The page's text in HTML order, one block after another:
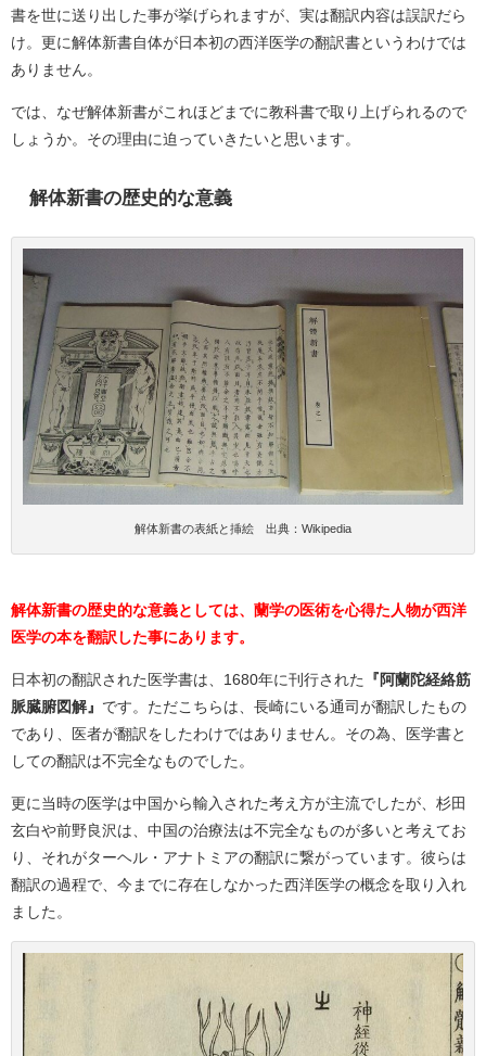
書を世に送り出した事が挙げられますが、実は翻訳内容は誤訳だら
け。更に解体新書自体が日本初の西洋医学の翻訳書というわけでは
ありません。
では、なぜ解体新書がこれほどまでに教科書で取り上げられるので
しょうか。その理由に迫っていきたいと思います。
解体新書の歴史的な意義
解体新書の表紙と挿絵 出典：Wikipedia
解体新書の歴史的な意義としては、蘭学の医術を心得た人物が西洋
医学の本を翻訳した事にあります。
日本初の翻訳された医学書は、1680年に刊行された
『阿蘭陀経絡筋
脈臓腑図解』 です。ただこちらは、長崎にいる通司が翻訳したもの
であり、医者が翻訳をしたわけではありません。その為、医学書と
しての翻訳は不完全なものでした。
更に当時の医学は中国から輸入された考え方が主流でしたが、杉田
玄白や前野良沢は、中国の治療法は不完全なものが多いと考えてお
り、それがターヘル・アナトミアの翻訳に繋がっています。彼らは
翻訳の過程で、今までに存在しなかった西洋医学の概念を取り入れ
ました。